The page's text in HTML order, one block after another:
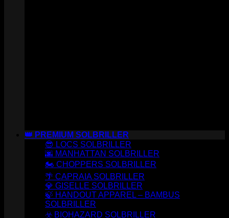
👑 PREMIUM SOLBRILLER
😎 LOCS SOLBRILLER
🌆 MANHATTAN SOLBRILLER
🏍️ CHOPPERS SOLBRILLER
🌴 CAPRAIA SOLBRILLER
💎 GISELLE SOLBRILLER
🍃 HANDOUT APPAREL – BAMBUS
SOLBRILLER
☣️ BIOHAZARD SOLBRILLER